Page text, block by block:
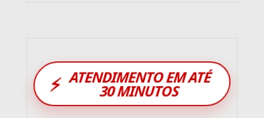
⚡ ATENDIMENTO EM ATÉ
30 MINUTOS